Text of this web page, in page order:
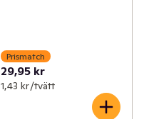
Prismatch
29,95 kr
1,43 kr /tvätt